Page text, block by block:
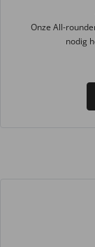
Onze All-
nodig